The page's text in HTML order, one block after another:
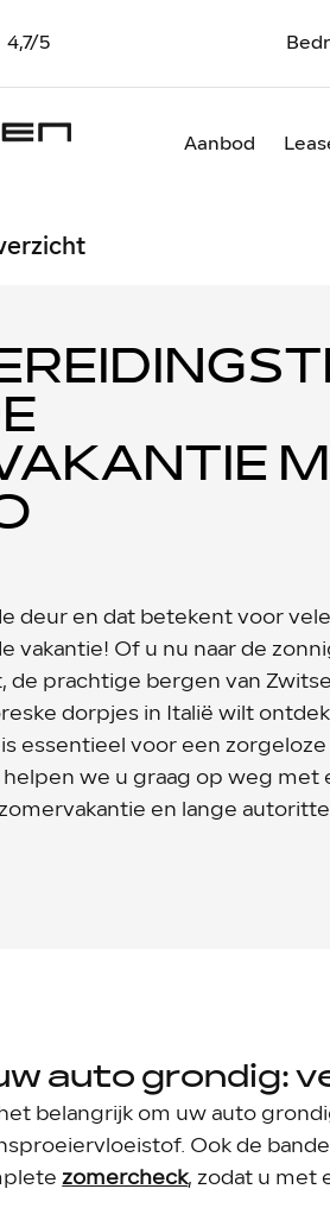
4,7/5
Aanbod
deur en dat betekent voor
vakantie! Of u nu naar de
de prachtige bergen van
dorpjes in Italië wilt
essentieel voor een zorgeloze
we u graag op weg met
en lange
auto grondig:
belangrijk om uw auto
Ook de
zomercheck, zodat u met